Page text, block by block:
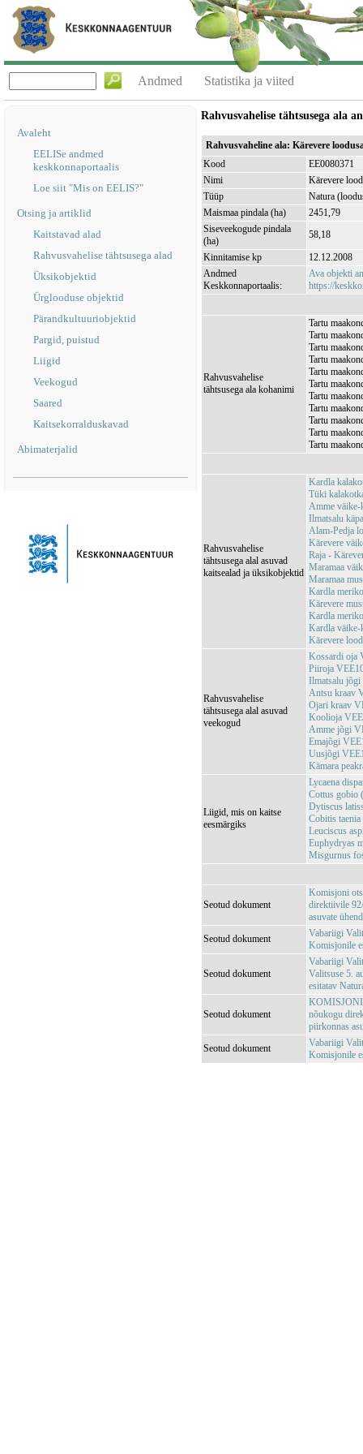
Andmed Statistika ja viited
Avaleht
EELISe andmed
keskkonnaportaalis
Loe siit "Mis on EELIS?"
Otsing ja artiklid
Kaitstavad alad
Rahvusvahelise tähtsusega alad
Üksikobjektid
Ürglooduse objektid
Pärandkultuuriobjektid
Pargid, puistud
Liigid
Veekogud
Saared
Kaitsekorralduskavad
Abimaterjalid
Rahvusvahelise tähtsusega ala
Rahvusvaheline ala: Kärevere
Kood
EE0080371
Nimi
Kärevere
Tüüp
Natura
Maismaa pindala (ha)
2451,79
Siseveekogude pindala
(ha)
58,18
Kinnitamise kp
12.12.2008
Andmed
Keskkonnaportaalis:
Ava objekti
https://
Rahvusvahelise
tähtsusega ala kohanimi
Tartu
Tartu
Tartu
Tartu
Tartu
Tartu
Tartu
Tartu
Tartu
Tartu
Tartu
Rahvusvahelise
tähtsusega alal asuvad
kaitsealad ja üksikobjektid
Kardla
Tüki
Amme
Ilmatsalu
Alam-Pedja
Kärevere
Raja -
Maramaa
Maramaa
Kardla
Kärevere
Kardla
Kardla
Kärevere
Rahvusvahelise
tähtsusega alal asuvad
veekogud
Kossardi oja
Piiroja
Ilmatsalu
Antsu kraav
Ojari kraav
Koolioja
Amme jõgi
Emajõgi
Uusjõgi
Kämara
Liigid, mis on kaitse
eesmärgiks
Lycaena
Cottus gobio
Dytiscus
Cobitis
Leuciscus
Euphydryas
Misgurnus
Seotud dokument
Komisjoni
direktiivile
asuvate
Seotud dokument
Vabariigi
Komisjonile
Seotud dokument
Vabariigi
Valitsuse 5.
esitatav
Seotud dokument
KOMISJONI
nõukogu
piirkonnas
Seotud dokument
Vabariigi
Komisjonile